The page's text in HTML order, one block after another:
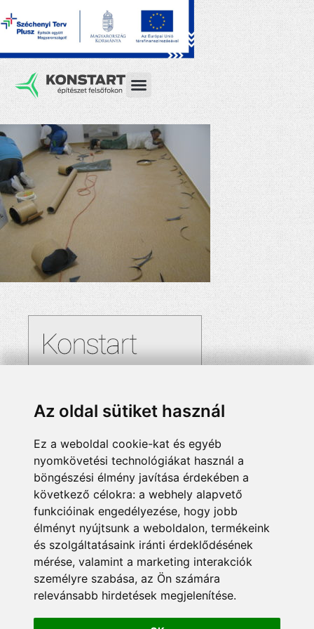
Az oldal sütiket használ
Ez a weboldal cookie-kat és egyéb
nyomkövetési technológiákat használ a
böngészési élmény javítása érdekében a
következő célokra: a webhely alapvető
funkcióinak engedélyezése, hogy jobb
élményt nyújtsunk a weboldalon, termékeink
és szolgáltatásaink iránti érdeklődésének
mérése, valamint a marketing interakciók
személyre szabása, az Ön számára
relevánsabb hirdetések megjelenítése.